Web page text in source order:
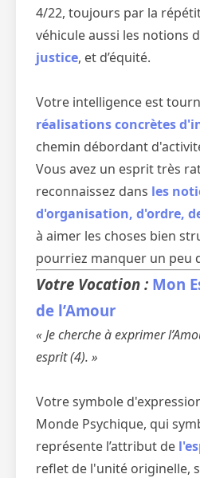
4/22, toujours par la
véhicule aussi les notions
justice, et d’équité.
Votre intelligence est
réalisations concrètes
chemin débordant
Vous avez un esprit très
reconnaissez dans les
d'organisation, d'ordre,
à aimer les choses bien
pourriez manquer un peu
Votre Vocation : Mon
de l’Amour
« Je cherche à exprimer
esprit (4). »
Votre symbole
Monde Psychique, qui
représente l’attribut de
reflet de l'unité originelle,